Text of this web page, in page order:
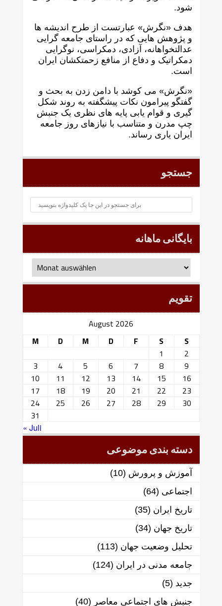
شود.
هدف «نگرش» عبارتست از طرح انديشه ها
و پژوهش هايی که در راستای جامعه گرايی
عدالتخواهانه، آزادی، دمکراسی، نوگرايی
دمکراتيک و دفاع از منافع زحمتکشان ايران
است.
«نگرش» می کوشد با دامن زدن به بحث و
گفتگو پيرامون نکات پیشگفته به روند شکل
گيری و قوام يابی پايه های نظری يک جنبش
چپ مدرن و متناسب با نيازهای روز جامعه
ايران ياری رساند.
جستجو
بایگانی ماهانه
بایگانی
ماهانه
تقویم
August 2026
M
D M D F S
S
1
2
3
4 5 6 7 8
9
10
11 12 13 14 15
16
17
18 19 20 21 22
23
24
25 26 27 28 29
30
31
« Juli
دسته بندی موضوعی
آموزش و پرورش (10)
اجتماعی (64)
تاریخ ایران (35)
تاریخ جهان (34)
تحلیل وضعیت جهان (113)
جامعه مدنی در ایران (124)
جدید (5)
جنبش های اجتماعی معاصر (40)